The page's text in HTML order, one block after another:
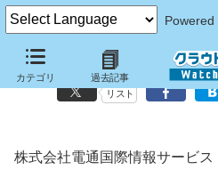
Powered
カテゴリ 過去記事
ISIDがクラウドサービスを拡充、AWS
リスト
株式会社電通国際情報サービス